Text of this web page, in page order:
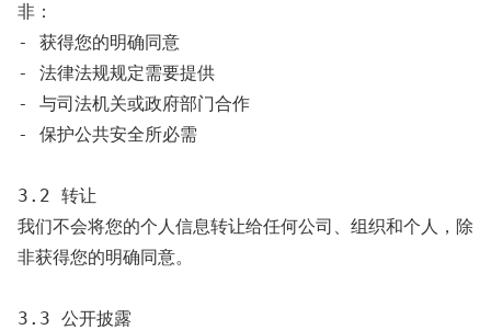
非：
- 获得您的明确同意
- 法律法规规定需要提供
- 与司法机关或政府部门合作
- 保护公共安全所必需
3.2 转让
我们不会将您的个人信息转让给任何公司、组织和个人，除
非获得您的明确同意。
3.3 公开披露